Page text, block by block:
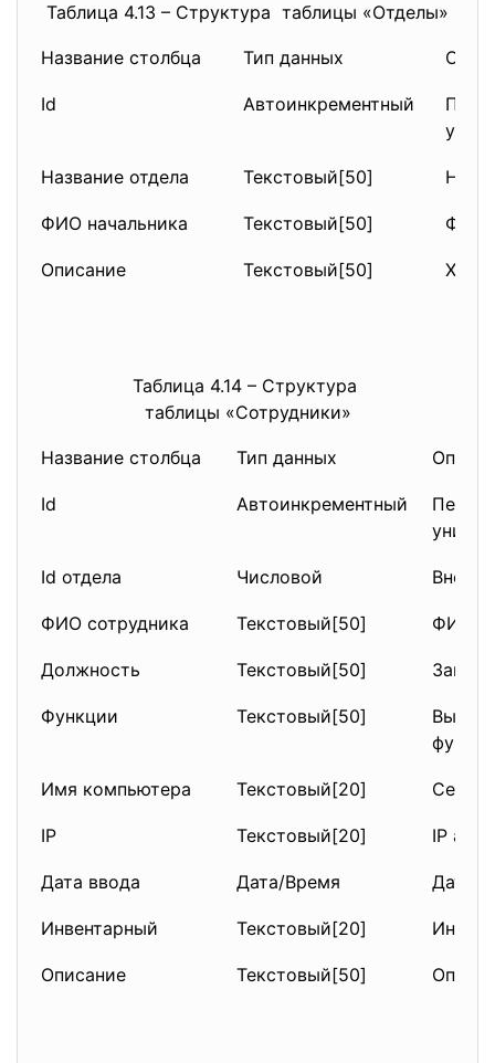
Таблица 4.13 – Структура таблицы «Отделы»
Название столбца Тип данных
Id Автоинкрементный
Название отдела Текстовый[50]
ФИО начальника Текстовый[50] ФИО
Описание Текстовый[50]
Таблица 4.14 – Структура
таблицы «Сотрудники»
Название столбца Тип данных
Id Автоинкрементный
Id отдела Числовой
ФИО сотрудника Текстовый[50] ФИО
Должность Текстовый[50]
Функции Текстовый[50]
Имя компьютера Текстовый[20]
IP Текстовый[20] IP
Дата ввода Дата/Время Дата
Инвентарный Текстовый[20]
Описание Текстовый[50]